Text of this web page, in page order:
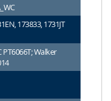
173833, 1731JT
PT6066T; Walker